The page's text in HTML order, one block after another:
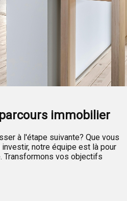
immobilier
à l'étape suivante? Que vous
notre équipe est là pour
Transformons vos objectifs